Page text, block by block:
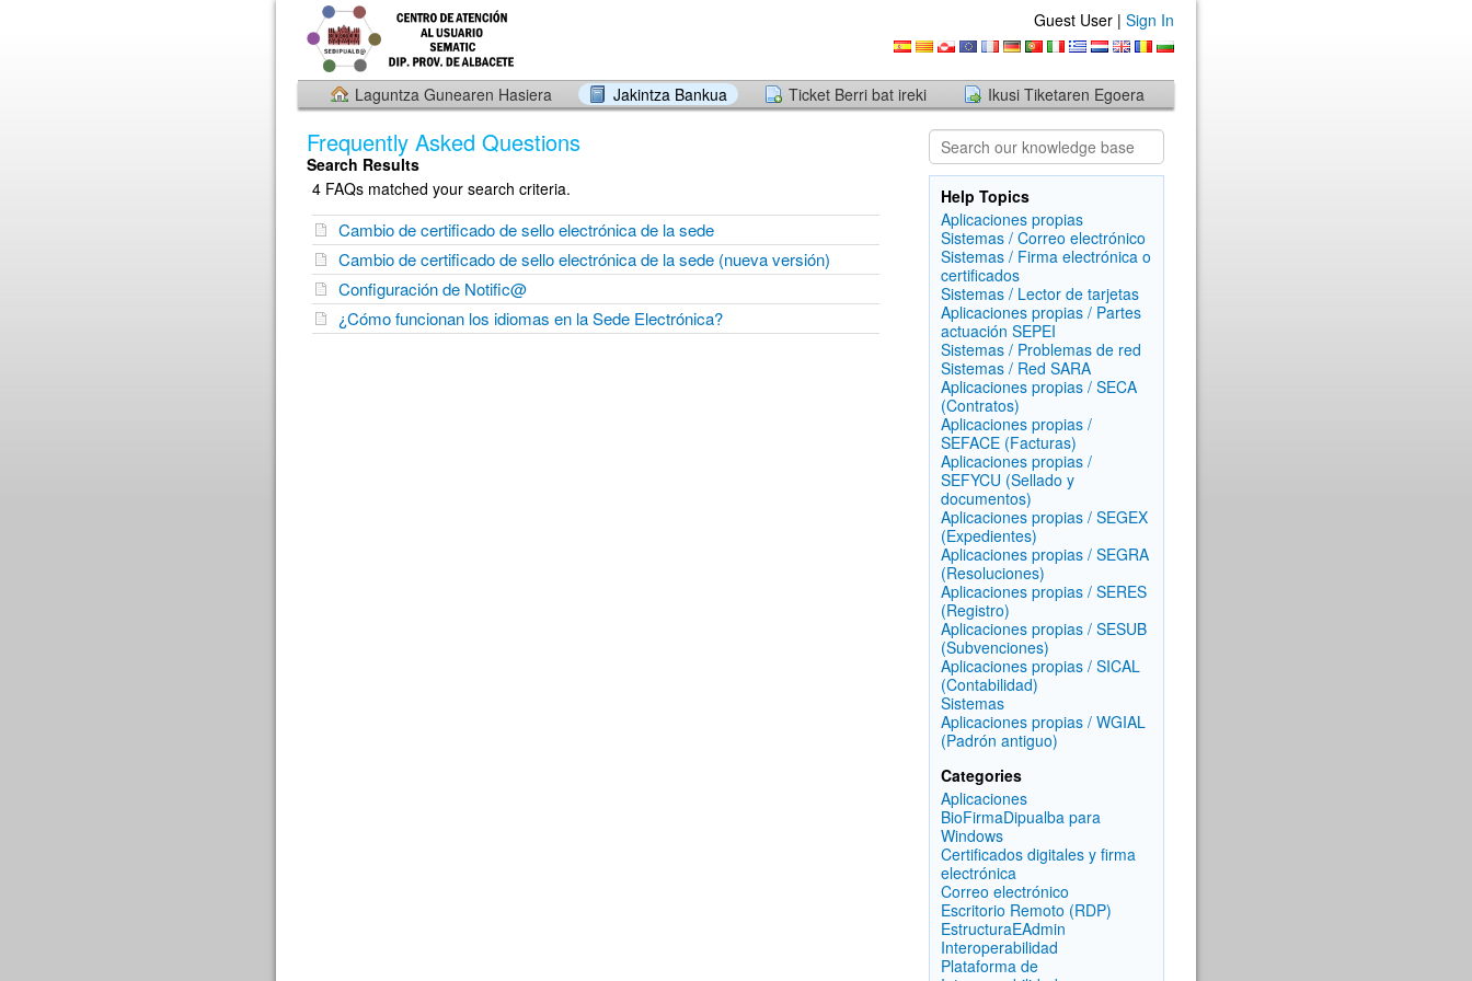
Guest User | Sign In
Laguntza Gunearen Hasiera Jakintza Bankua Ticket Berri bat ireki Ikusi Tiketaren Egoera
Frequently Asked Questions
Search Results
4 FAQs matched your search criteria.
Cambio de certificado de sello electrónica de la sede
Cambio de certificado de sello electrónica de la sede (nueva versión)
Configuración de Notific@
¿Cómo funcionan los idiomas en la Sede Electrónica?
Help Topics
Aplicaciones propias
Sistemas / Correo electrónico
Sistemas / Firma electrónica o
certificados
Sistemas / Lector de tarjetas
Aplicaciones propias / Partes
actuación SEPEI
Sistemas / Problemas de red
Sistemas / Red SARA
Aplicaciones propias / SECA
(Contratos)
Aplicaciones propias /
SEFACE (Facturas)
Aplicaciones propias /
SEFYCU (Sellado y
documentos)
Aplicaciones propias / SEGEX
(Expedientes)
Aplicaciones propias / SEGRA
(Resoluciones)
Aplicaciones propias / SERES
(Registro)
Aplicaciones propias / SESUB
(Subvenciones)
Aplicaciones propias / SICAL
(Contabilidad)
Sistemas
Aplicaciones propias / WGIAL
(Padrón antiguo)
Categories
Aplicaciones
BioFirmaDipualba para
Windows
Certificados digitales y firma
electrónica
Correo electrónico
Escritorio Remoto (RDP)
EstructuraEAdmin
Interoperabilidad
Plataforma de